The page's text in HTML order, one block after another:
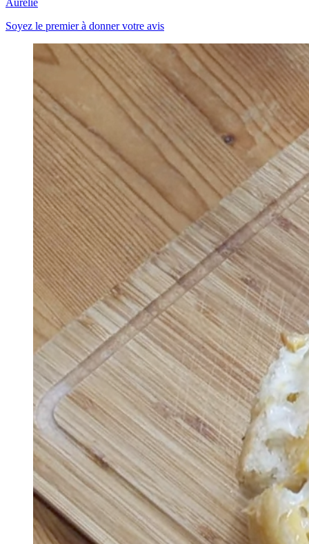
Soyez le premier à donner votre avis